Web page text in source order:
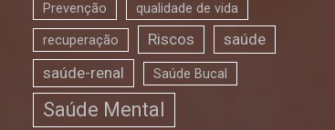
Prevenção qualidade de vida
recuperação Riscos
saúde
saúde-renal
Saúde Bucal
Saúde Mental